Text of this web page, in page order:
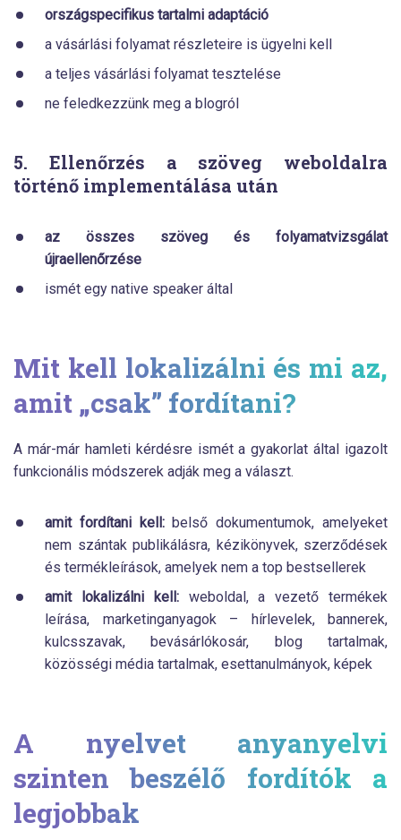
országspecifikus tartalmi adaptáció
a vásárlási folyamat részleteire is ügyelni kell
a teljes vásárlási folyamat tesztelése
ne feledkezzünk meg a blogról
5. Ellenőrzés a szöveg weboldalra
történő implementálása után
az összes szöveg és folyamatvizsgálat
újraellenőrzése
ismét egy native speaker által
Mit kell lokalizálni és mi az,
amit „csak” fordítani?
A már-már hamleti kérdésre ismét a gyakorlat által igazolt
funkcionális módszerek adják meg a választ.
amit fordítani kell:belső dokumentumok, amelyeket
nem szántak publikálásra, kézikönyvek, szerződések
és termékleírások, amelyek nem a top bestsellerek
amit lokalizálni kell:weboldal, a vezető termékek
leírása, marketinganyagok – hírlevelek, bannerek,
kulcsszavak, bevásárlókosár, blog tartalmak,
közösségi média tartalmak, esettanulmányok, képek
A nyelvet anyanyelvi
szinten beszélő fordítók a
legjobbak